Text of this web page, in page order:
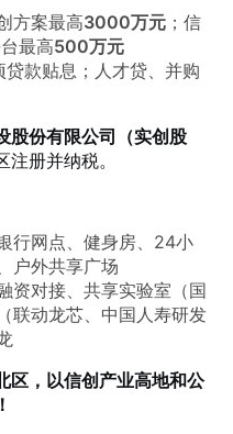
方案最高3000万元 ；信
最高500万元
贷款贴息；人才贷、并购
股份有限公司（实创股
册并纳税。
行网点、健身房、24小
户外共享广场
资对接、共享实验室（国
联动龙芯、中国人寿研发
区，以信创产业高地和公